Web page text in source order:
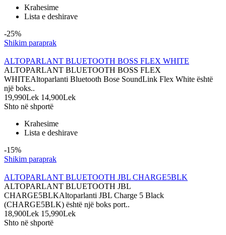
Krahesime
Lista e deshirave
-25%
Shikim paraprak
ALTOPARLANT BLUETOOTH BOSS FLEX WHITE
ALTOPARLANT BLUETOOTH BOSS FLEX
WHITEAltoparlanti Bluetooth Bose SoundLink Flex White është
një boks..
19,990Lek 14,900Lek
Shto në shportë
Krahesime
Lista e deshirave
-15%
Shikim paraprak
ALTOPARLANT BLUETOOTH JBL CHARGE5BLK
ALTOPARLANT BLUETOOTH JBL
CHARGE5BLKAltoparlanti JBL Charge 5 Black
(CHARGE5BLK) është një boks port..
18,900Lek 15,990Lek
Shto në shportë